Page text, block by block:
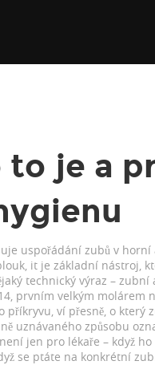
to je a
uspořádání zubů v
, it je základní nástroj,
technický výraz –
, prvním velkým molárem
příkryvu, ví přesně, o který
uznávaného způsobu
jen pro lékaře – když
se ptáte na konkrétní